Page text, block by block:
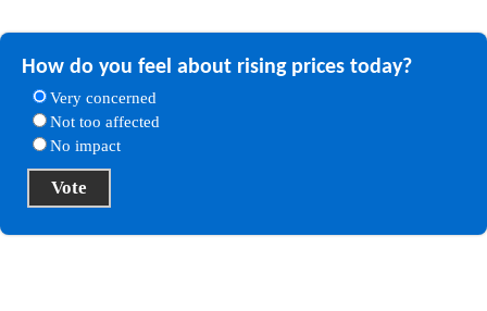
How do you feel about rising prices today?
Very concerned
Not too affected
No impact